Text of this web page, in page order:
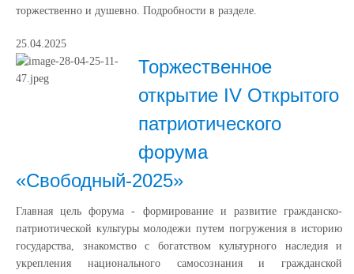
торжественно и душевно. Подробности в разделе.
25.04.2025
Торжественное
открытие IV Открытого
патриотического
форума
«Свободный-2025»
Главная цель форума - формирование и развитие гражданско-
патриотической культуры молодежи путем погружения в историю
государства, знакомство с богатством культурного наследия и
укрепления национального самосознания и гражданской